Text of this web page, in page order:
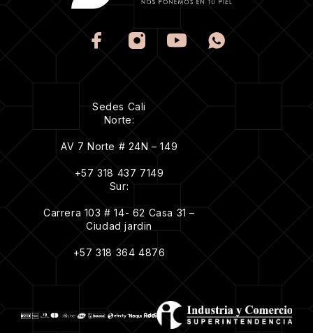
Sedes Cali
Norte:
AV 7 Norte # 24N – 149
+57 318 437 7149
Sur:
Carrera 103 # 14- 62 Casa 31 –
Ciudad jardin
+57 318 364 4876